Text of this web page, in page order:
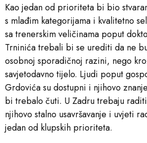
Kao jedan od prioriteta bi bio
s mlađim kategorijama i kvalitetno
sa trenerskim veličinama poput
Trninića trebali bi se urediti da ne
osobnoj sporadičnoj razini, nego
savjetodavno tijelo. Ljudi poput
Grdovića su dostupni i njihovo
bi trebalo čuti. U Zadru trebaju
njihovo stalno usavršavanje i uvjeti
jedan od klupskih prioriteta.